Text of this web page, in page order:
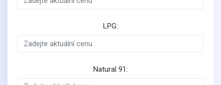
LPG:
Natural 91: